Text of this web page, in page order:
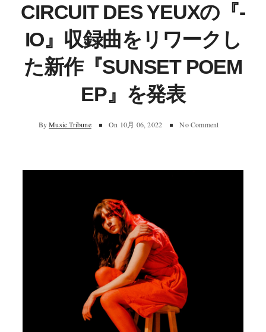
CIRCUIT DES YEUXの『-
IO』収録曲をリワークし
た新作『SUNSET POEM
EP』を発表
By Music Tribune On 10月 06, 2022 No Comment